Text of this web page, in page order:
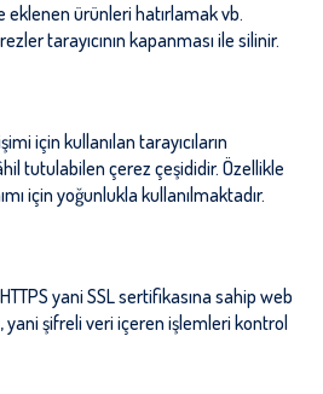
ürünleri hatırlamak vb.
tarayıcının kapanması ile silinir.
için kullanılan tarayıcıların
tutulabilen çerez çeşididir. Özellikle
için yoğunlukla kullanılmaktadır.
yani SSL sertifikasına sahip web
yani şifreli veri içeren işlemleri kontrol